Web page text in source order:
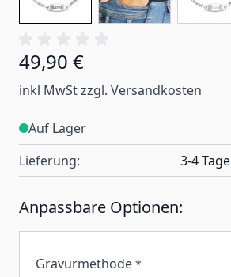
49,90 €
inkl MwSt zzgl. Versandkosten
Auf Lager
Lieferung:
3-4 Tage
Anpassbare Optionen:
Gravurmethode *